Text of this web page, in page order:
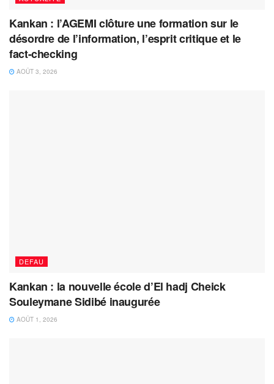
Kankan : l’AGEMI clôture une formation sur le
désordre de l’information, l’esprit critique et le
fact-checking
AOÛT 3, 2026
DEFAU
Kankan : la nouvelle école d’El hadj Cheick
Souleymane Sidibé inaugurée
AOÛT 1, 2026